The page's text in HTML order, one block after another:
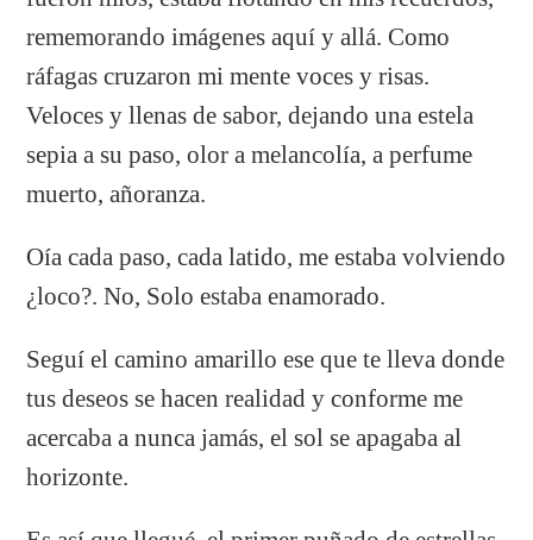
rememorando imágenes aquí y allá. Como
ráfagas cruzaron mi mente voces y risas.
Veloces y llenas de sabor, dejando una estela
sepia a su paso, olor a melancolía, a perfume
muerto, añoranza.
Oía cada paso, cada latido, me estaba volviendo
¿loco?. No, Solo estaba enamorado.
Seguí el camino amarillo ese que te lleva donde
tus deseos se hacen realidad y conforme me
acercaba a nunca jamás, el sol se apagaba al
horizonte.